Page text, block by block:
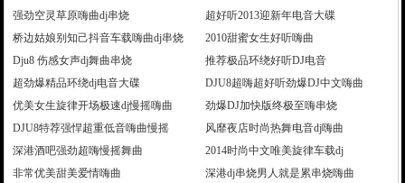
强劲空灵草原嗨曲dj串烧
超好听2013迎新年电音大碟
桥边姑娘别知己抖音车载嗨曲dj串烧
2010甜蜜女生好听嗨曲
Dju8 伤感女声dj舞曲串烧
推荐极品环绕好听DJ电音
超劲爆精品环绕dj电音大碟
DJU8超嗨超好听劲爆DJ中文嗨曲
优美女生旋律开场极速dj慢摇嗨曲
劲爆DJ加快版终极至嗨串烧
DJU8特荐强悍超重低音嗨曲慢摇
风靡夜店时尚热舞电音dj嗨曲
深港酒吧强劲超嗨慢摇舞曲
2014时尚中文唯美旋律车载dj
非常优美甜美爱情嗨曲
深港dj串烧男人就是累串烧嗨曲